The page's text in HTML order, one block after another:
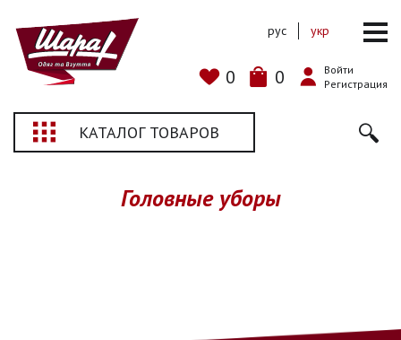
0 0
Войти
Регистрация
рус укр
КАТАЛОГ ТОВАРОВ
Головные уборы